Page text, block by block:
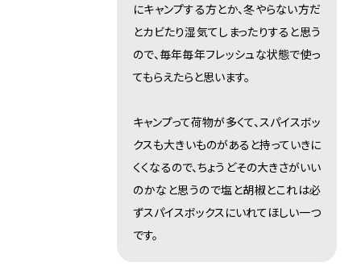
にキャンプする方とか、冬やらない方だ
とカビたり湿気てしまったりすると思う
ので、毎年毎年フレッシュな状態で使っ
てもらえたらと思います。
キャンプって荷物が多くて、スパイスボッ
クスも大きいものがあると持っていきに
くくなるので、ちょうどその大きさがいい
のかなと思うので塩と胡椒とこれは必
ずスパイスボックスにいれてほしい一つ
です。